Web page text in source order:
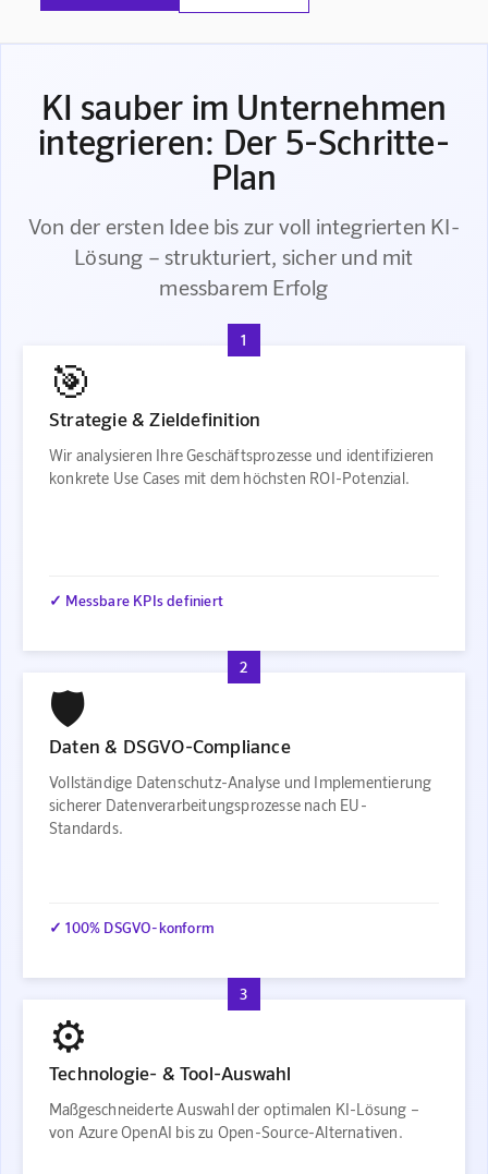
KI sauber im Unternehmen
integrieren: Der 5-Schritte-
Plan
Von der ersten Idee bis zur voll integrierten KI-
Lösung – strukturiert, sicher und mit
messbarem Erfolg
1
🎯
Strategie & Zieldefinition
Wir analysieren Ihre Geschäftsprozesse und identifizieren
konkrete Use Cases mit dem höchsten ROI-Potenzial.
✓ Messbare KPIs definiert
2
🛡️
Daten & DSGVO-Compliance
Vollständige Datenschutz-Analyse und Implementierung
sicherer Datenverarbeitungsprozesse nach EU-
Standards.
✓ 100% DSGVO-konform
3
⚙️
Technologie- & Tool-Auswahl
Maßgeschneiderte Auswahl der optimalen KI-Lösung –
von Azure OpenAI bis zu Open-Source-Alternativen.